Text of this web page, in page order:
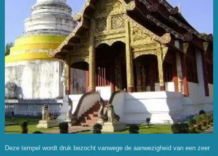
Deze tempel wordt druk bezocht vanwege de aanwezigheid van een zeer